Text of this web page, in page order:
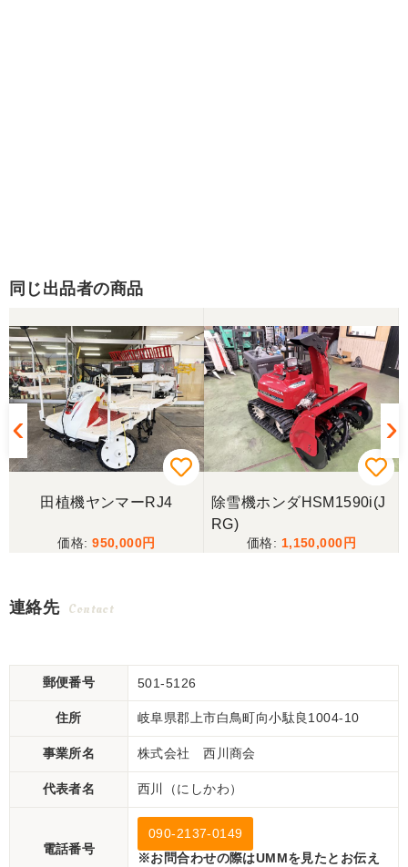
同じ出品者の商品
田植機ヤンマーRJ4
950,000
除雪機ホンダHSM1590i(J
RG)
1,150,000
連絡先 Contact
郵便番号 501-5126
住所 岐阜県郡上市白鳥町向小駄良1004-10
事業所名 株式会社 西川商会
代表者名 西川（にしかわ）
電話番号
090-2137-0149
※お問合わせの際はUMMを見たとお伝え